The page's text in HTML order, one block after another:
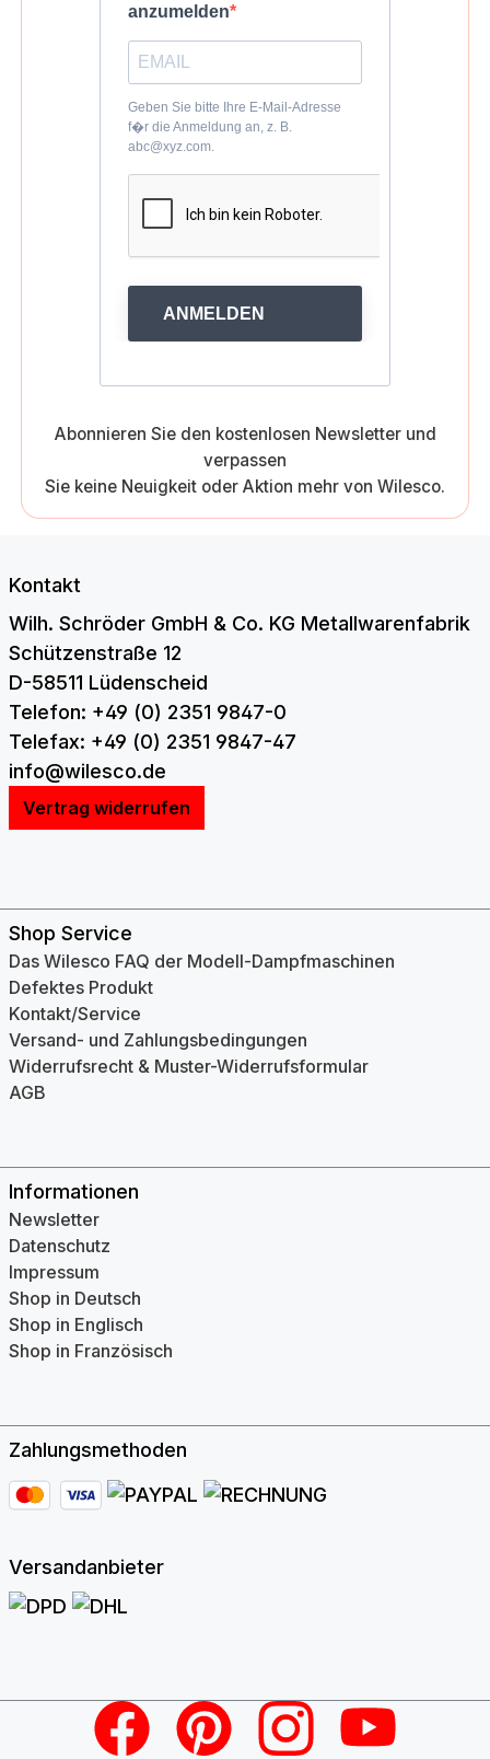
anzumelden
Geben Sie bitte Ihre E-Mail-Adresse
f�r die Anmeldung an, z. B.
abc@xyz.com.
ANMELDEN
Abonnieren Sie den kostenlosen Newsletter und
verpassen
Sie keine Neuigkeit oder Aktion mehr von Wilesco.
Kontakt
Wilh. Schröder GmbH & Co. KG Metallwarenfabrik
Schützenstraße 12
D-58511 Lüdenscheid
Telefon: +49 (0) 2351 9847-0
Telefax: +49 (0) 2351 9847-47
info@wilesco.de
Vertrag widerrufen
Shop Service
Das Wilesco FAQ der Modell-Dampfmaschinen
Defektes Produkt
Kontakt/Service
Versand- und Zahlungsbedingungen
Widerrufsrecht & Muster-Widerrufsformular
AGB
Informationen
Newsletter
Datenschutz
Impressum
Shop in Deutsch
Shop in Englisch
Shop in Französisch
Zahlungsmethoden
Versandanbieter